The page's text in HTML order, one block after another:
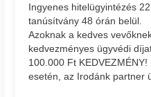
Ingyenes hitelügyintézés
tanúsítvány 48 órán belül.
Azoknak a kedves
kedvezményes ügyvédi
100.000 Ft
esetén, az Irodánk partner